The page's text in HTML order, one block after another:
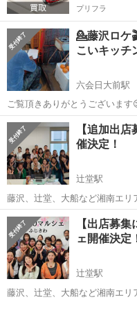
プリフラ
💁藤沢ロケ
こいキッチ
六会日大前駅
ご覧頂きありがとうございます😌。 わいわい市が好きでよく
いるの ですが、 （松田優作さ
（セントラルアーツ）代表黒
チー...
神奈川 藤沢市 六会日大
【追加出
催決定！
辻堂駅
藤沢、辻堂、大船など湘南エリ
12月27日辻堂マルシェが決定
えております。 私たちのマルシェは 飲食店、物販、ハンドメイド、施
術（ネイルや整...
神奈川 藤沢市 辻堂駅
【出店募
ェ開催決定
辻堂駅
藤沢、辻堂、大船など湘南エリ